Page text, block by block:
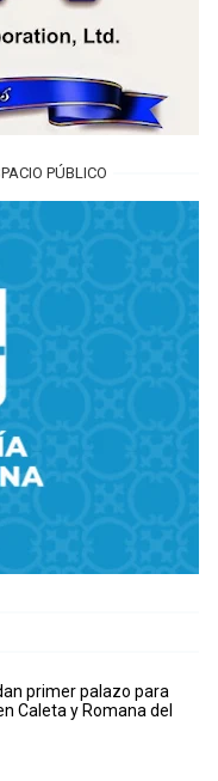
PÚBLICO
primer palazo para
Caleta y Romana del